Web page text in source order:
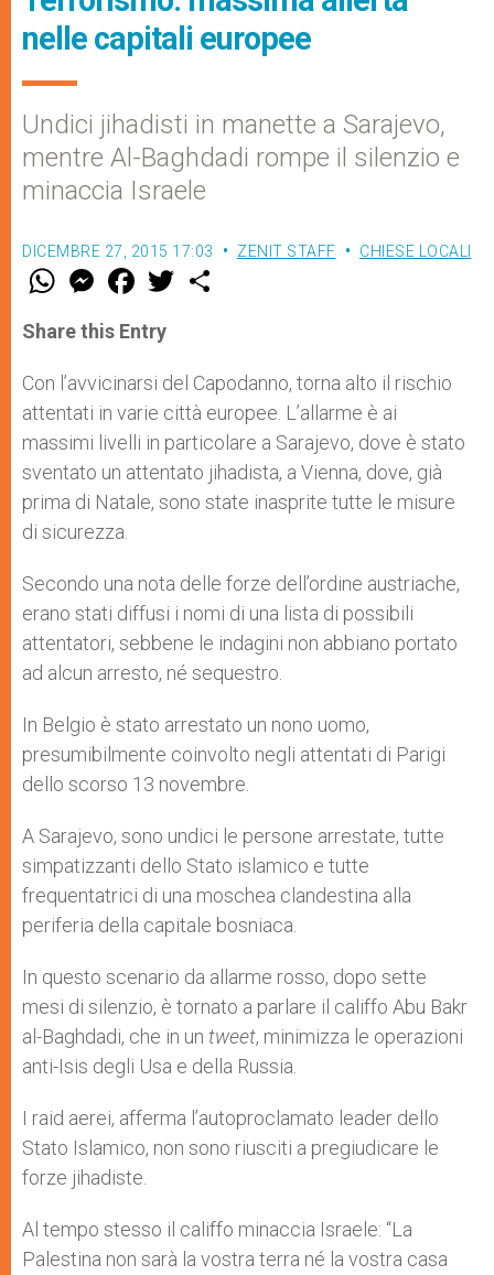
nelle capitali europee
Undici jihadisti in manette a Sarajevo,
mentre Al-Baghdadi rompe il silenzio e
minaccia Israele
DICEMBRE 27, 2015 17:03 ZENIT STAFF CHIESE LOCALI
W
t
s
p
p
M
e
s
e
g
e
r
F
a
e
b
o
k
w
r
Share this Entry
Con l’avvicinarsi del Capodanno, torna alto il rischio
attentati in varie città europee. L’allarme è ai
massimi livelli in particolare a Sarajevo, dove è stato
sventato un attentato jihadista, a Vienna, dove, già
prima di Natale, sono state inasprite tutte le misure
di sicurezza.
Secondo una nota delle forze dell’ordine austriache,
erano stati diffusi i nomi di una lista di possibili
attentatori, sebbene le indagini non abbiano portato
ad alcun arresto, né sequestro.
In Belgio è stato arrestato un nono uomo,
presumibilmente coinvolto negli attentati di Parigi
dello scorso 13 novembre.
A Sarajevo, sono undici le persone arrestate, tutte
simpatizzanti dello Stato islamico e tutte
frequentatrici di una moschea clandestina alla
periferia della capitale bosniaca.
In questo scenario da allarme rosso, dopo sette
mesi di silenzio, è tornato a parlare il califfo Abu Bakr
al-Baghdadi, che in un tweet, minimizza le operazioni
anti-Isis degli Usa e della Russia.
I raid aerei, afferma l’autoproclamato leader dello
Stato Islamico, non sono riusciti a pregiudicare le
forze jihadiste.
Al tempo stesso il califfo minaccia Israele: “La
Palestina non sarà la vostra terra né la vostra casa